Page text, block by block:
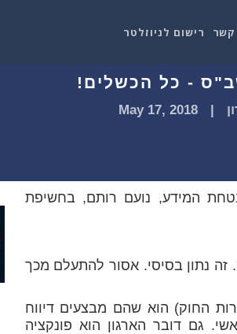
קשר רישום לניוזלטר
- כל הכשלים!
|
May 17, 2018
המידע, נועם רותם, בחשיפת
זה נתון בסיסי. אסור להתעלם מכך
החוק) הוא שהם מבצעים דיווח
גם דובר הארגון הוא פונקציה